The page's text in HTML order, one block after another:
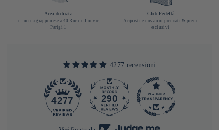
Area dedicata
In cucina giapponese a 40 Rue du Louvre,
Parigi 1
Club Fedeltà
Acquisti e missioni premiati & premi
esclusivi
4277 recensioni
4277 290